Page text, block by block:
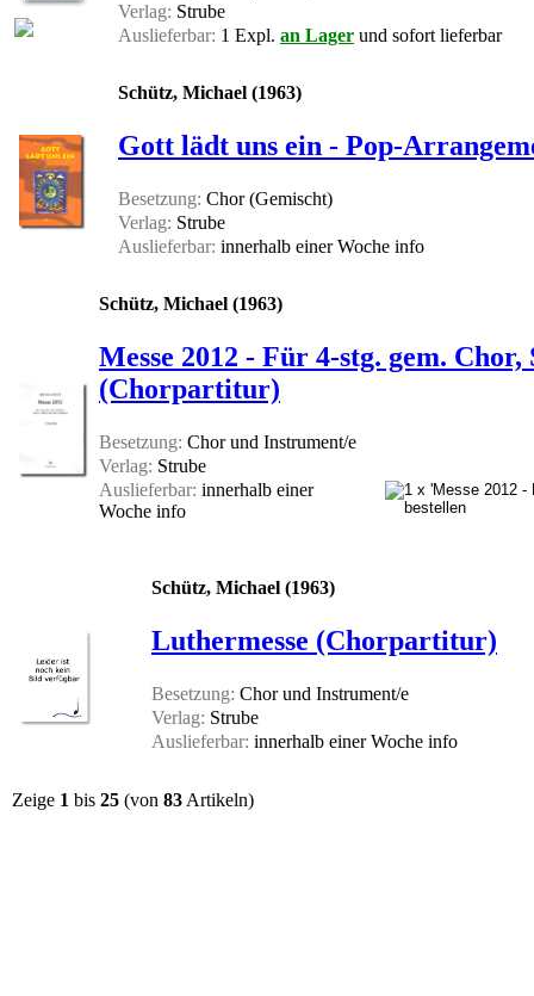
Verlag: Strube
Auslieferbar: 1 Expl. an Lager und sofort lieferbar
Schütz, Michael (1963)
Gott lädt uns ein - Pop-
Besetzung: Chor (Gemischt)
Verlag: Strube
Auslieferbar: innerhalb einer Woche info
Schütz, Michael (1963)
Messe 2012 - Für 4-stg. gem.
(Chorpartitur)
Besetzung: Chor und Instrument/e
Verlag: Strube
Auslieferbar: innerhalb einer
Woche info
Schütz, Michael (1963)
Luthermesse (Chorpartitur)
Besetzung: Chor und Instrument/e
Verlag: Strube
Auslieferbar: innerhalb einer Woche info
Zeige 1 bis 25 (von 83Artikeln)